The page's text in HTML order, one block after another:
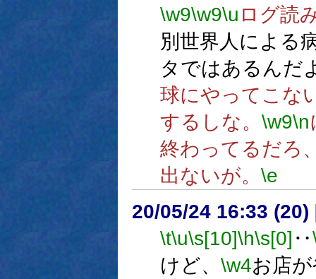
\w9\w9\u ログ読
別世界人による
タではあるんだ
球にやってこな
するしな。 \w9\n
終わってるだろ
出ないが。 \e
20/05/24 16:33 (20)
\t\u\s[10]\h\s[0] ‥
けど、 \w4お店